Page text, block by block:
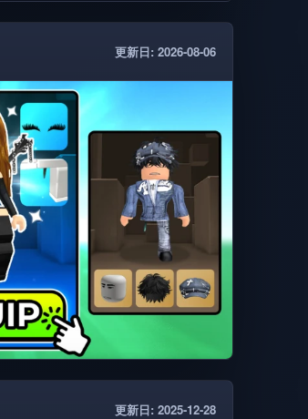
更新日: 2026-08-06
更新日: 2025-12-28